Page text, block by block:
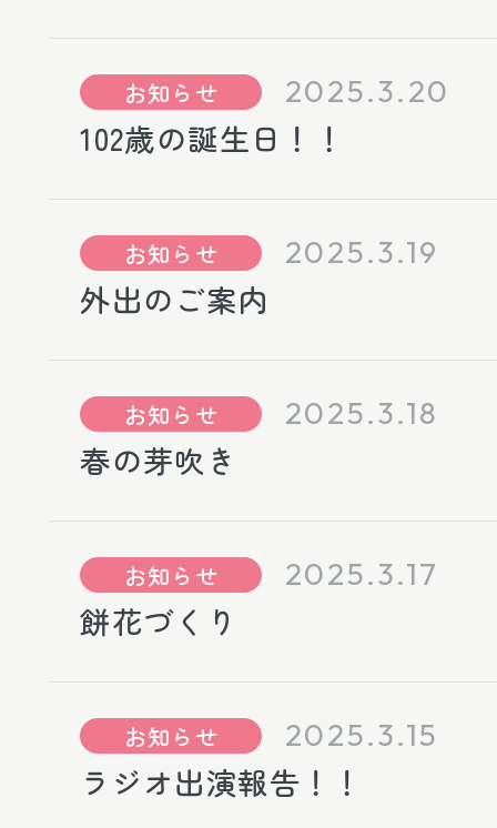
お知らせ 2025.3.20
102歳の誕生日！！
お知らせ 2025.3.19
外出のご案内
お知らせ 2025.3.18
春の芽吹き
お知らせ 2025.3.17
餅花づくり
お知らせ 2025.3.15
ラジオ出演報告！！